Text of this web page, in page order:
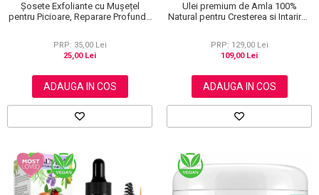
Șosete Exfoliante cu Mușețel
pentru Picioare, Reparare Profundă
PRP: 35,00 Lei
25,00 Lei
ADAUGA IN COS
Ulei premium de Amla 100%
Natural pentru Cresterea si Intarirea
PRP: 129,00 Lei
109,00 Lei
ADAUGA IN COS